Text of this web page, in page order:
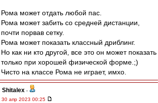
Рома может отдать любой пас.
Рома может забить со средней дистанции,
почти порвав сетку.
Рома может показать классный дриблинг.
Но как ни кто другой, все это он может показать
только при хорошей физической форме.;)
Чисто на классе Рома не играет, имхо.
Shitalex -
30 апр 2023 00:25